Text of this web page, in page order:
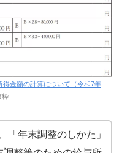
得金額の計算について（令和7年
粋
「年末調整のしかた」